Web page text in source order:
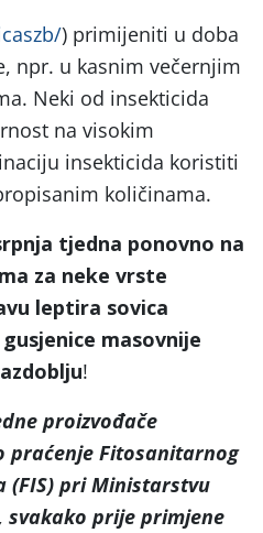
) primijeniti u doba
npr. u kasnim večernjim
Neki od insekticida
na visokim
insekticida koristiti
količinama.
tjedna ponovno na
za neke vrste
leptira sovica
masovnije
!
proizvođače
praćenje Fitosanitarnog
(FIS) pri Ministarstvu
prije primjene